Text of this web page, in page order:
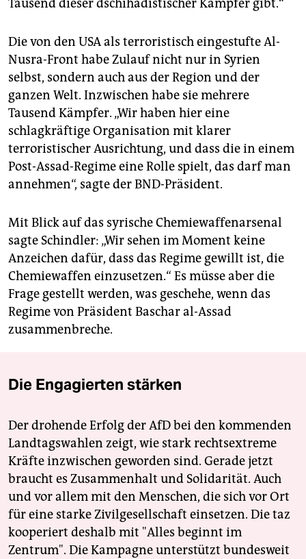
Tausend dieser dschihadistischer Kämpfer gibt.“
Die von den USA als terroristisch eingestufte Al-
Nusra-Front habe Zulauf nicht nur in Syrien
selbst, sondern auch aus der Region und der
ganzen Welt. Inzwischen habe sie mehrere
Tausend Kämpfer. „Wir haben hier eine
schlagkräftige Organisation mit klarer
terroristischer Ausrichtung, und dass die in einem
Post-Assad-Regime eine Rolle spielt, das darf man
annehmen“, sagte der BND-Präsident.
Mit Blick auf das syrische Chemiewaffenarsenal
sagte Schindler: „Wir sehen im Moment keine
Anzeichen dafür, dass das Regime gewillt ist, die
Chemiewaffen einzusetzen.“ Es müsse aber die
Frage gestellt werden, was geschehe, wenn das
Regime von Präsident Baschar al-Assad
zusammenbreche.
Die Engagierten stärken
Der drohende Erfolg der AfD bei den kommenden
Landtagswahlen zeigt, wie stark rechtsextreme
Kräfte inzwischen geworden sind. Gerade jetzt
braucht es Zusammenhalt und Solidarität. Auch
und vor allem mit den Menschen, die sich vor Ort
für eine starke Zivilgesellschaft einsetzen. Die taz
kooperiert deshalb mit "Alles beginnt im
Zentrum". Die Kampagne unterstützt bundesweit